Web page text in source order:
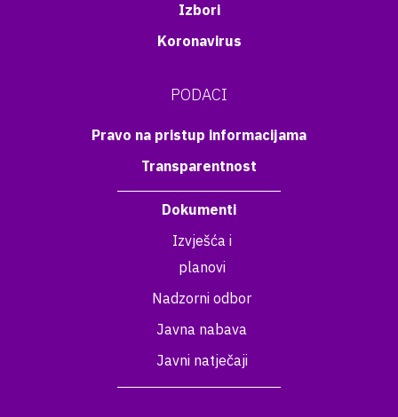
Izbori
Koronavirus
PODACI
Pravo na pristup informacijama
Transparentnost
Dokumenti
Izvješća i
planovi
Nadzorni odbor
Javna nabava
Javni natječaji